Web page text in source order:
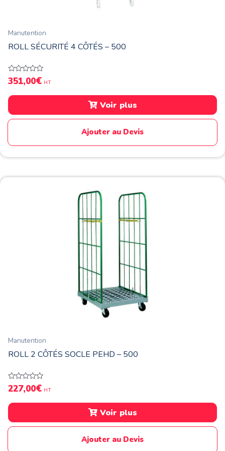
Manutention
ROLL SÉCURITÉ 4 CÔTÉS – 500
Note
0
5
351,00€ HT
Voir plus
Ajouter au Devis
Manutention
ROLL 2 CÔTÉS SOCLE PEHD – 500
Note
0
5
227,00€ HT
Voir plus
Ajouter au Devis